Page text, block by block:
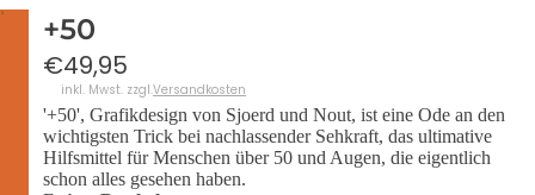
+50
€49,95
inkl. Mwst. zzgl.Versandkosten
'+50', Grafikdesign von Sjoerd und Nout, ist eine Ode an den
wichtigsten Trick bei nachlassender Sehkraft, das ultimative
Hilfsmittel für Menschen über 50 und Augen, die eigentlich
schon alles gesehen haben.